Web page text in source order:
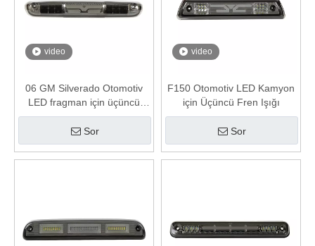
video
06 GM Silverado Otomotiv
LED fragman için üçüncü
fren ışığı
Sor
video
F150 Otomotiv LED Kamyon
için Üçüncü Fren Işığı
Sor